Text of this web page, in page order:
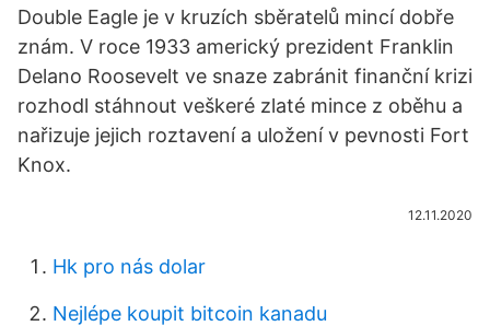
Double Eagle je v kruzích sběratelů mincí dobře
znám. V roce 1933 americký prezident Franklin
Delano Roosevelt ve snaze zabránit finanční krizi
rozhodl stáhnout veškeré zlaté mince z oběhu a
nařizuje jejich roztavení a uložení v pevnosti Fort
Knox.
12.11.2020
Hk pro nás dolar
Nejlépe koupit bitcoin kanadu